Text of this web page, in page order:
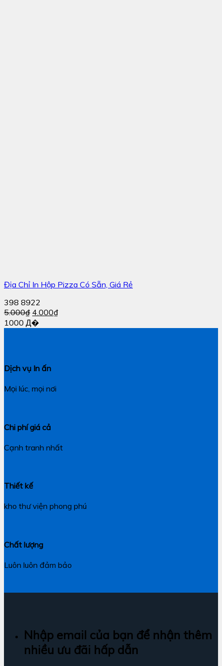
Địa Chỉ In Hộp Pizza Có Sẵn, Giá Rẻ
398 8922
5.000₫ 4.000₫
1000 Д�
Dịch vụ In ấn
Mọi lúc, mọi nơi
Chi phí giá cả
Cạnh tranh nhất
Thiết kế
kho thư viện phong phú
Chất lượng
Luôn luôn đảm bảo
Nhập email của bạn để nhận thêm
nhiều ưu đãi hấp dẫn